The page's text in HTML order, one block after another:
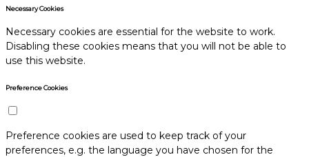
Necessary Cookies
Necessary cookies are essential for the website to work.
Disabling these cookies means that you will not be able to
use this website.
Preference Cookies
Preference cookies are used to keep track of your
preferences, e.g. the language you have chosen for the